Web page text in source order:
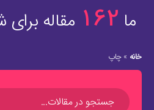
ما 162 مقاله برای
خانه »چاپ